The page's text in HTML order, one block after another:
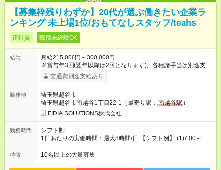
【募集枠残りわずか】20代が選ぶ働きたい企業ラ
ンキング 未上場1位/おもてなしスタッフ/teahs
正社員 職種未経験OK
給与
月給215,000円～300,000円
※賞与年3回(翌年以降は2回となります)、各種諸手当は別途支
給！ ※能力・スキルを考慮し、ご相談の上で決定します。 【試
用期間】試用期間なし
交通費別途支給あり
勤務地
埼玉県越谷市
埼玉県越谷市南越谷1丁目22-1（最寄り駅： 南越谷駅 ）
FIDIA SOLUTIONS株式会社
勤務時間
シフト制
1日あたりの実働時間：最大8時間/日 【シフト例】 (1)7:00～
16:00 (2)8:00～17:00 (3)13:00～22:00 (4)14:00～23:00
(5)22:00～7:00 (6)23:00～8:00
特徴 10名以上の大量募集